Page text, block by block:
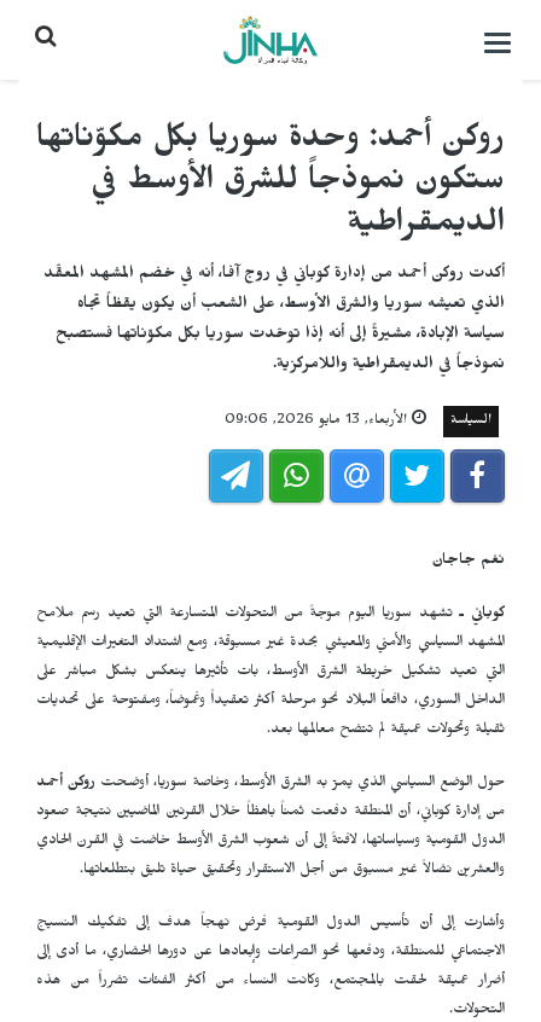
التحكم
روكن أحمد: وحدة سوريا بكل مكوّناتها
ستكون نموذجاً للشرق الأوسط في
الديمقراطية
أكدت روكن أحمد من إدارة كوباني في روج آفا، أنه في خضم المشهد المعقّد
الذي تعيشه سوريا والشرق الأوسط، على الشعب أن يكون يقظاً تجاه
سياسة الإبادة، مشيرةً إلى أنه إذا توحّدت سوريا بكل مكوّناتها فستصبح
نموذجاً في الديمقراطية واللامركزية.
السياسة الأربعاء, 13 مايو 2026, 09:06
نغم جاجان
كوباني ـ تشهد سوريا اليوم موجةً من التحولات المتسارعة التي تعيد رسم ملامح
المشهد السياسي والأمني والمعيشي بحدة غير مسبوقة، ومع اشتداد التغيرات الإقليمية
التي تعيد تشكيل خريطة الشرق الأوسط، بات تأثيرها ينعكس بشكل مباشر على
الداخل السوري، دافعاً البلاد نحو مرحلة أكثر تعقيداً وغموضاً، ومفتوحة على تحديات
ثقيلة وتحولات عميقة لم تتضح معالمها بعد.
حول الوضع السياسي الذي يمرّ به الشرق الأوسط، وخاصة سوريا، أوضحت روكن أحمد
من إدارة كوباني، أنّ المنطقة دفعت ثمناً باهظاً خلال القرنين الماضيين نتيجة صعود
الدول القومية وسياساتها، لافتةً إلى أن شعوب الشرق الأوسط خاضت في القرن الحادي
والعشرين نضالاً غير مسبوق من أجل الاستقرار وتحقيق حياة تليق بتطلعاتها.
وأشارت إلى أنّ تأسيس الدول القومية فرض نهجاً هدف إلى تفكيك النسيج
الاجتماعي للمنطقة، ودفعها نحو الصراعات وإبعادها عن دورها الحضاري، ما أدى إلى
أضرار عميقة لحقت بالمجتمع، وكانت النساء من أكثر الفئات تضرراً من هذه
التحولات.